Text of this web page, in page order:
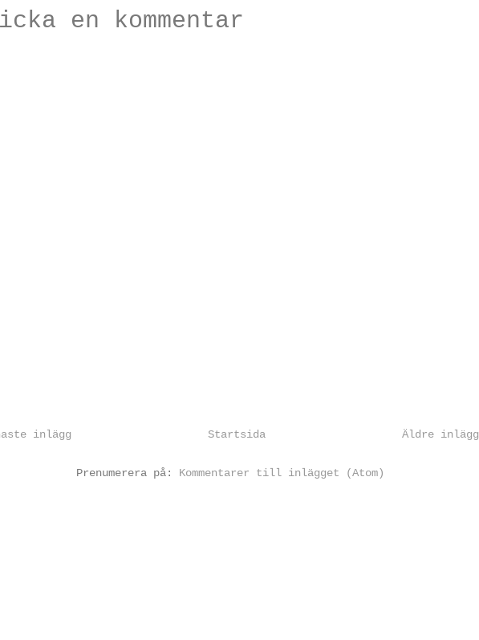
en kommentar
inlägg Äldre inlägg
Startsida
Prenumerera på: Kommentarer till inlägget (Atom)